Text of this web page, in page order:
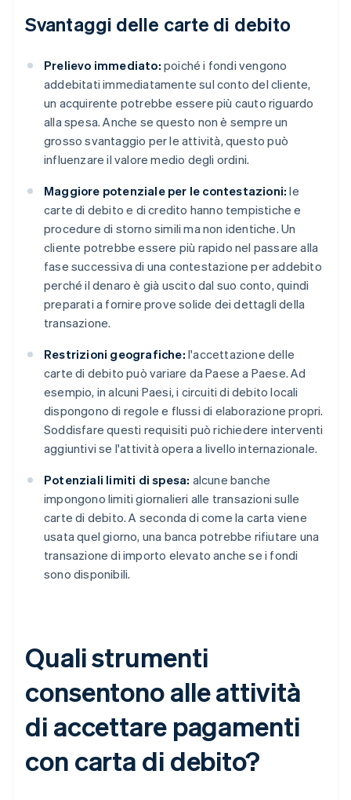
Svantaggi delle carte di debito
Prelievo immediato: poiché i fondi vengono
addebitati immediatamente sul conto del cliente,
un acquirente potrebbe essere più cauto riguardo
alla spesa. Anche se questo non è sempre un
grosso svantaggio per le attività, questo può
influenzare il valore medio degli ordini.
Maggiore potenziale per le contestazioni: le
carte di debito e di credito hanno tempistiche e
procedure di storno simili ma non identiche. Un
cliente potrebbe essere più rapido nel passare alla
fase successiva di una contestazione per addebito
perché il denaro è già uscito dal suo conto, quindi
preparati a fornire prove solide dei dettagli della
transazione.
Restrizioni geografiche: l'accettazione delle
carte di debito può variare da Paese a Paese. Ad
esempio, in alcuni Paesi, i circuiti di debito locali
dispongono di regole e flussi di elaborazione propri.
Soddisfare questi requisiti può richiedere interventi
aggiuntivi se l'attività opera a livello internazionale.
Potenziali limiti di spesa: alcune banche
impongono limiti giornalieri alle transazioni sulle
carte di debito. A seconda di come la carta viene
usata quel giorno, una banca potrebbe rifiutare una
transazione di importo elevato anche se i fondi
sono disponibili.
Quali strumenti
consentono alle attività
di accettare pagamenti
con carta di debito?